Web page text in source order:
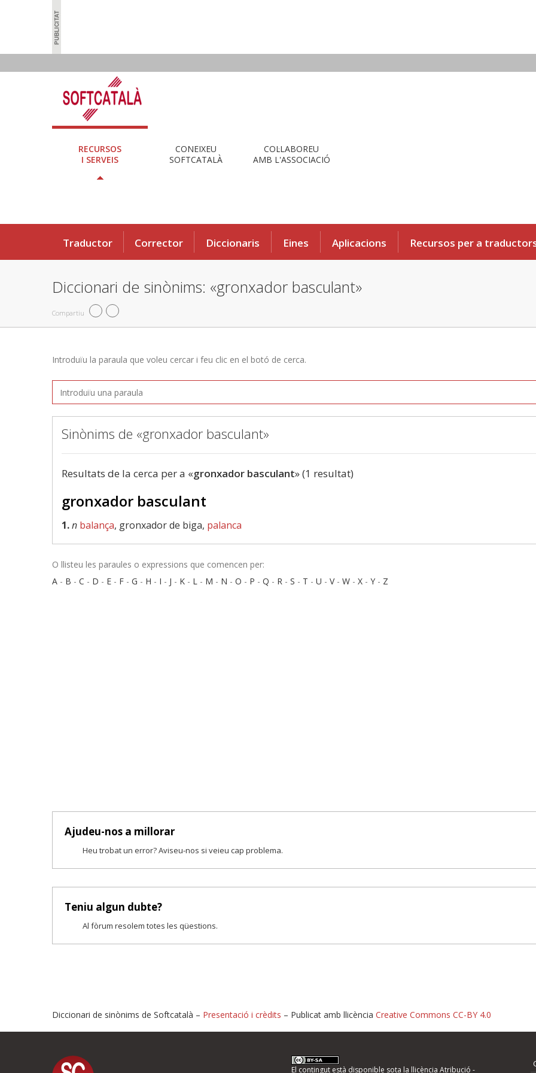
RECURSOS
I SERVEIS
CONEIXEU
SOFTCATALÀ
COL·LABOREU
AMB L'ASSOCIACIÓ
Traductor Corrector Diccionaris Eines Aplicacions Recursos per a
Diccionari de sinònims: «gronxador basculant»
Compartiu
Introduïu la paraula que voleu cercar i feu clic en el botó de cerca.
Sinònims de «gronxador basculant»
Resultats de la cerca per a «gronxador basculant» (1 resultat)
gronxador basculant
1.n balança, gronxador de biga, palanca
O llisteu les paraules o expressions que comencen per:
A - B - C - D - E - F - G - H - I - J - K - L - M - N - O - P - Q - R - S - T - U - V- W - X - Y - Z
Ajudeu-nos a millorar
Heu trobat un error? Aviseu-nos si veieu cap problema.
Teniu algun dubte?
Al fòrum resolem totes les qüestions.
Proposeu-nos millores o informeu d'errors
Diccionari de sinònims de Softcatalà – Presentació i crèdits – Publicat amb llicència Creative Commons CC-BY 4.0
El contingut està disponible sota la llicència Atribució -